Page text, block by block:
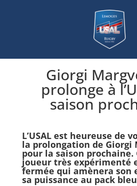
Giorgi
prolonge à
saison
L’USAL est heureuse de
la prolongation de Giorgi
pour la saison prochaine.
joueur très expérimenté
fermée qui amènera son
sa puissance au pack